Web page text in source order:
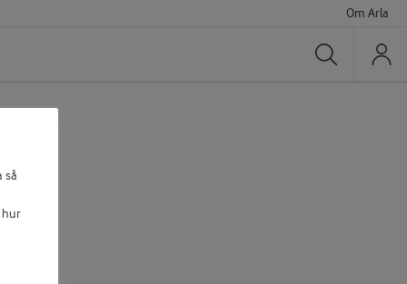
Om Arla
Sök
så
hur